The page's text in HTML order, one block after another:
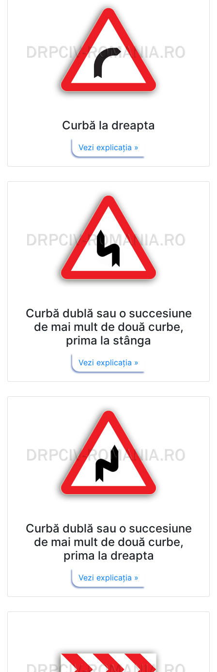
Curbă la dreapta
Vezi explicaţia »
Curbă dublă sau o succesiune
de mai mult de două curbe,
prima la stânga
Vezi explicaţia »
Curbă dublă sau o succesiune
de mai mult de două curbe,
prima la dreapta
Vezi explicaţia »